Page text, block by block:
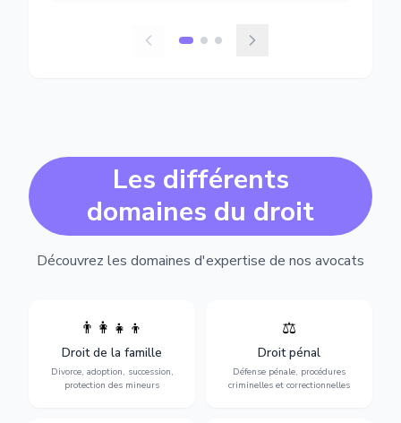
Les différents
domaines du droit
Découvrez les domaines d'expertise de nos avocats
👨‍👩‍👧‍👦
Droit de la famille
Divorce, adoption, succession,
protection des mineurs
Divorce, garde d'enfants,
adoption, succession et
protection des personnes
vulnérables.
⚖️
Droit pénal
Défense pénale, procédures
criminelles et correctionnelles
Expertise en matière pénale,
vue jusqu'au procès, pour
toute affaire correctionnelle
ou criminelle.